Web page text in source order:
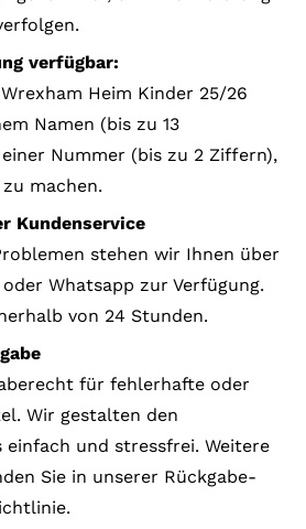
verfügbar:
Heim Kinder 25/26
Namen (bis zu 13
Nummer (bis zu 2 Ziffern),
machen.
Kundenservice
stehen wir Ihnen über
Whatsapp zur Verfügung.
von 24 Stunden.
für fehlerhafte oder
Wir gestalten den
einfach und stressfrei. Weitere
Sie in unserer Rückgabe-